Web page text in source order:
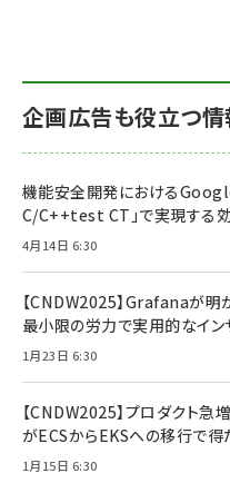
企画広告も役立つ情
機能安全開発における
C/C++test CT」で実現する
4月14日 6:30
【CNDW2025】Grafanaが明
最小限の労力で実用的なイン
1月23日 6:30
【CNDW2025】プロダクト急
がECSからEKSへの移行で得
1月15日 6:30